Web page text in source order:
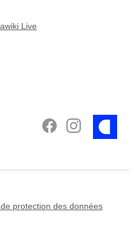
Live
protection des données